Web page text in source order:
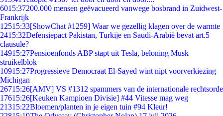
6015:37200.000 mensen geëvacueerd vanwege bosbrand in Zuidwest-
Frankrijk
12515:33[ShowChat #1259] Waar we gezellig klagen over de warmte
2415:32Defensiepact Pakistan, Turkije en Saudi-Arabië bevat art.5
clausule?
14915:27Pensioenfonds ABP stapt uit Tesla, beloning Musk
struikelblok
10915:27Progressieve Democraat El-Sayed wint nipt voorverkiezing
Michigan
26715:26[AMV] VS #1312 spammers van de internationale rechtsorde
17615:26[Keuken Kampioen Divisie] #44 Vitesse mag weg
21315:22Bloemen/planten in je eigen tuin #94 Kleur!